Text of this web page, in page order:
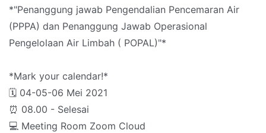
*"Penanggung jawab Pengendalian Pencemaran Air
(PPPA) dan Penanggung Jawab Operasional
Pengelolaan Air Limbah ( POPAL)"*
*Mark your calendar!*
🗓 04-05-06 Mei 2021
⏰ 08.00 - Selesai
💻 Meeting Room Zoom Cloud